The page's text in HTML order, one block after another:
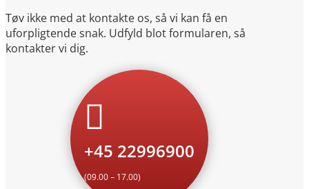
Tøv ikke med at kontakte os, så vi kan få en
uforpligtende snak. Udfyld blot formularen, så
kontakter vi dig.

+45 22996900
(09.00 – 17.00)